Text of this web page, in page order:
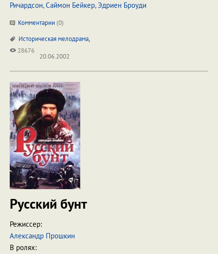
Ричардсон,Саймон Бейкер,Эдриен Броуди
Комментарии (0)
Историческая мелодрама,
28676
20.06.2002
Русский бунт
Режиссер:
Александр Прошкин
В ролях: